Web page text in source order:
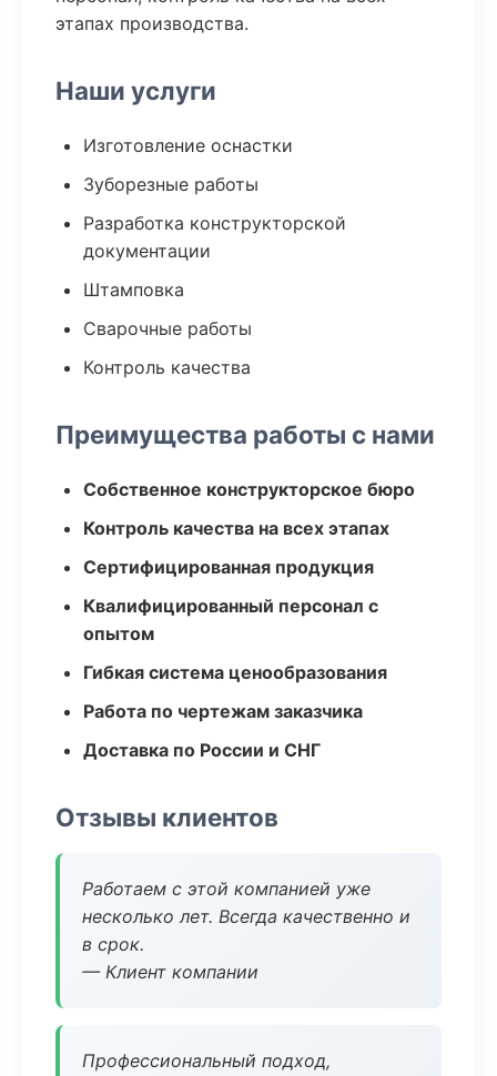
этапах производства.
Наши услуги
Изготовление оснастки
Зуборезные работы
Разработка конструкторской
документации
Штамповка
Сварочные работы
Контроль качества
Преимущества работы с нами
Собственное конструкторское бюро
Контроль качества на всех этапах
Сертифицированная продукция
Квалифицированный персонал с
опытом
Гибкая система ценообразования
Работа по чертежам заказчика
Доставка по России и СНГ
Отзывы клиентов
Работаем с этой компанией уже
несколько лет. Всегда качественно и
в срок.
— Клиент компании
Профессиональный подход,